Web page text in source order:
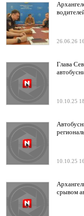
26.06.26
Глава
10.10.25
10.10.25
срывом